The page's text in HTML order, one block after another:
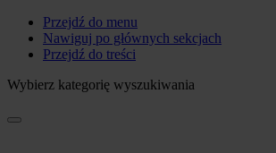
Przejdź do menu
Nawiguj po głównych sekcjach
Przejdź do treści
Wybierz kategorię wyszukiwania